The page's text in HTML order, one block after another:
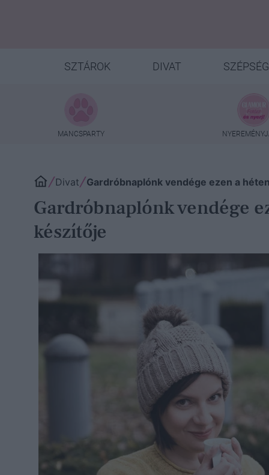
SZTÁROK DIVAT SZÉPSÉG
MANCSPARTY
Divat Gardróbnaplónk vendége ezen a
Gardróbnaplónk vendége
készítője